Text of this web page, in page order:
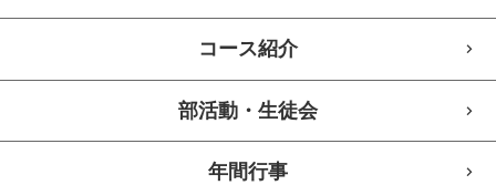
コース紹介
部活動・生徒会
年間行事